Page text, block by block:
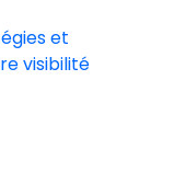
et
visibilité